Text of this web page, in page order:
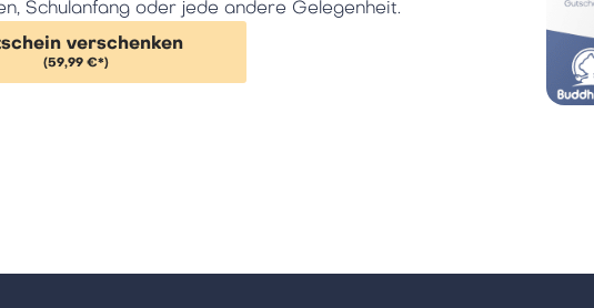
Schulanfang oder jede andere Gelegenheit.
verschenken
(59,99 €*)